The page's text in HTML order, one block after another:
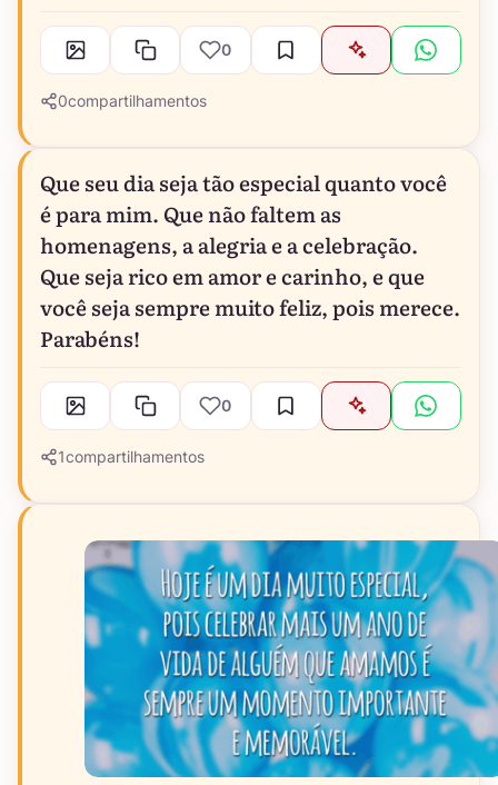
0
0compartilhamentos
Que seu dia seja tão especial quanto você
é para mim. Que não faltem as
homenagens, a alegria e a celebração.
Que seja rico em amor e carinho, e que
você seja sempre muito feliz, pois merece.
Parabéns!
0
1compartilhamentos